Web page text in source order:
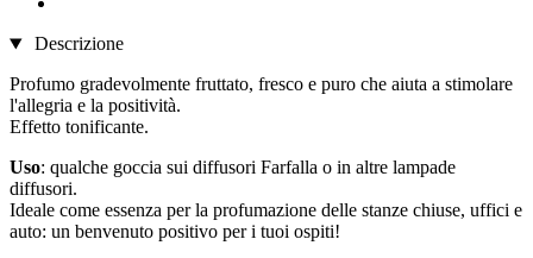
Descrizione
Profumo gradevolmente fruttato, fresco e puro che aiuta a stimolare
l'allegria e la positività.
Effetto tonificante.
Uso: qualche goccia sui diffusori Farfalla o in altre lampade
diffusori.
Ideale come essenza per la profumazione delle stanze chiuse, uffici e
auto: un benvenuto positivo per i tuoi ospiti!